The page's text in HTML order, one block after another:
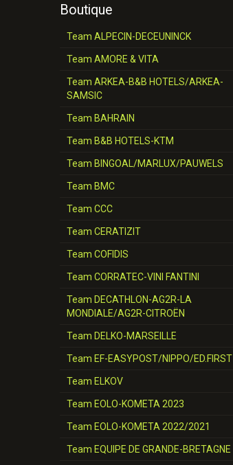
Boutique
Team ALPECIN-DECEUNINCK
Team AMORE & VITA
Team ARKEA-B&B HOTELS/ARKEA-
SAMSIC
Team BAHRAIN
Team B&B HOTELS-KTM
Team BINGOAL/MARLUX/PAUWELS
Team BMC
Team CCC
Team CERATIZIT
Team COFIDIS
Team CORRATEC-VINI FANTINI
Team DECATHLON-AG2R-LA
MONDIALE/AG2R-CITROËN
Team DELKO-MARSEILLE
Team EF-EASYPOST/NIPPO/ED.FIRST
Team ELKOV
Team EOLO-KOMETA 2023
Team EOLO-KOMETA 2022/2021
Team EQUIPE DE GRANDE-BRETAGNE